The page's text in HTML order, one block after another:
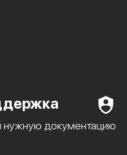
нужную документацию